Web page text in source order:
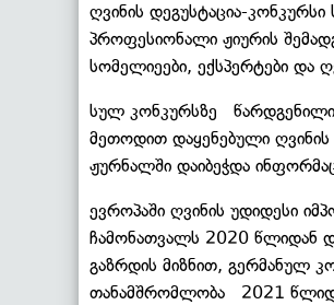
ღვინის დეგუსტაცია-
პროფესიონალი ჟიურის
სომელიეები, ექსპერტები და
სულ კონკურსზე წარდგენილი
მეთოდით დაყენებული ღვინის
ჟურნალში დაიბეჭდა
ევროპაში ღვინის უდიდესი
ჩამონათვალს 2020 წლიდან
გაზრდის მიზნით, გერმანულ
თანამშრომლობა 2021